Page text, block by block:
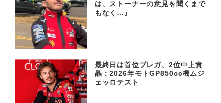
は、ストーナーの意見を聞くまで
もなく…』
最終日は首位ブレガ、2位中上貴
晶：2026年モトGP850cc機ムジ
ェッロテスト